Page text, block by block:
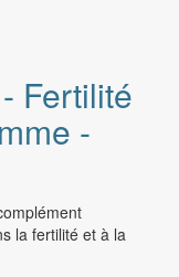
Fertilité
-
la fertilité et à la